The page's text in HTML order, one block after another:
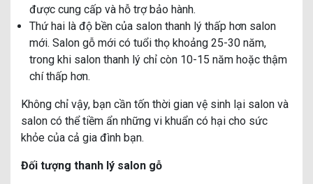
được cung cấp và hỗ trợ bảo hành.
Thứ hai là độ bền của salon thanh lý thấp hơn salon
mới. Salon gỗ mới có tuổi thọ khoảng 25-30 năm,
trong khi salon thanh lý chỉ còn 10-15 năm hoặc thậm
chí thấp hơn.
Không chỉ vậy, bạn cần tốn thời gian vệ sinh lại salon và
salon có thể tiềm ẩn những vi khuẩn có hại cho sức
khỏe của cả gia đình bạn.
Đối tượng thanh lý salon gỗ